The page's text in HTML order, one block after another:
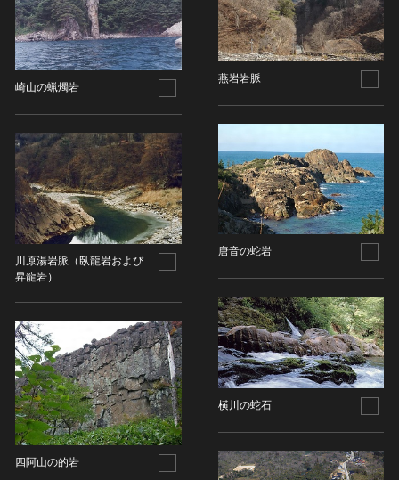
崎山の蝋燭岩
川原湯岩脈（臥龍岩および
昇龍岩）
四阿山の的岩
燕岩岩脈
唐音の蛇岩
横川の蛇石
新羅 [朝鮮半島]
高麗 [朝鮮半島]
朝鮮 [朝鮮半島]
近現代 [朝鮮半島]
新石器 [中国]
夏 [中国]
殷（商） [中国]
周 [中国]
春秋時代 [中国]
戦国時代 [中国]
三国 [中国]
晋 [中国]
五胡十六国 [中国]
南北朝（六朝） [中国]
隋 [中国]
唐 [中国]
金属像
石像
石膏像
その他
金工
漆工
染織
陶磁
ガラス
その他
写真
デザイン
書
その他
考古資料
石器・石製品類
土器・土製品類
史跡
名勝
天然記念物
特別天然記念物
重要文化的景観
重要伝統的建造物群保存地区
選定保存技術
未指定
有形文化財(建造物)
無形文化財
民俗文化財(有形民俗文化財)
民俗文化財(無形民俗文化財)
記念物(史跡)
記念物(名勝)
記念物(天然記念物)
伝統的建造物群保存地区
CC BY-ND（表示—改変禁止）
CC BY-NC（表示—非営利）
CC BY-NC-SA（表示—非営利—継承）
CC BY-NC-ND（表示—非営利—改変禁止）
IN COPYRIGHT（著作権あり）
IN COPYRIGHT - EU ORPHAN WORK（著作権あり-
EU孤児著作物）
IN COPYRIGHT - EDUCATIONAL USE
PERMITTED（著作権あり-教育目的の利用可）
IN COPYRIGHT - NONCOMMERCIAL USE
PERMITTED（著作権あり-非営利目的の利用可）
IN COPYRIGHT - RIGHTSHOLDER(S) UNLOCATABLE
NO COPYRIGHT - CONTRACTUAL
RESTRICTIONS（著作権なし-契約による制限あり）
NO COPYRIGHT - NONCOMMERCIAL USE ONLY（著
作権なし-非営利目的のみ利用可）
NO COPYRIGHT - OTHER KNOWN LEGAL
RESTRICTIONS（著作権なし-他の法的制限あり）
NO COPYRIGHT - UNITED STATES（著作権なし-米国
の法律上）
連想検索
連想検索する
20件で表示
入力情報をクリア